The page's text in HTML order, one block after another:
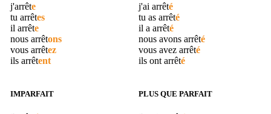
j'arrête
tu arrêtes
il arrête
nous arrêtons
vous arrêtez
ils arrêtent
j'ai arrêté
tu as arrêté
il a arrêté
nous avons arrêté
vous avez arrêté
ils ont arrêté
IMPARFAIT PLUS QUE PARFAIT